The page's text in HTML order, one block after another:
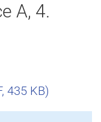
A, 4.
435 KB)